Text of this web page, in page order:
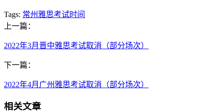
Tags: 常州雅思考试时间
上一篇：
2022年3月晋中雅思考试取消（部分场次）
下一篇：
2022年4月广州雅思考试取消（部分场次）
相关文章